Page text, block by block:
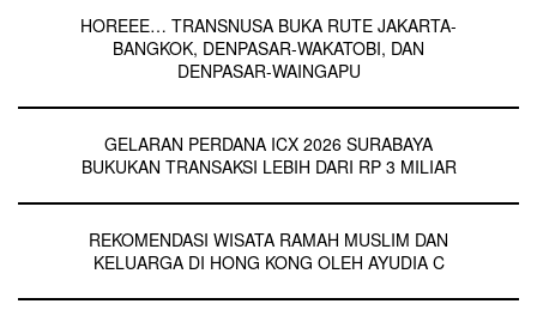
HOREEE… TRANSNUSA BUKA RUTE JAKARTA-
BANGKOK, DENPASAR-WAKATOBI, DAN
DENPASAR-WAINGAPU
GELARAN PERDANA ICX 2026 SURABAYA
BUKUKAN TRANSAKSI LEBIH DARI RP 3 MILIAR
REKOMENDASI WISATA RAMAH MUSLIM DAN
KELUARGA DI HONG KONG OLEH AYUDIA C